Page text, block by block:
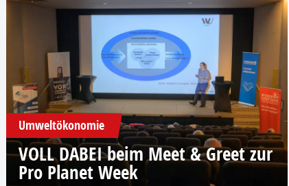
Umweltökonomie
VOLL DABEI beim Meet & Greet zur
Pro Planet Week